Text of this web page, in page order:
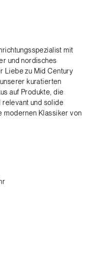
mit
und nordisches
Liebe zu Mid Century
kuratierten
auf Produkte, die
relevant und solide
modernen Klassiker von